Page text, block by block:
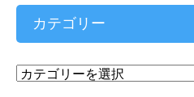
カテゴリー
カ